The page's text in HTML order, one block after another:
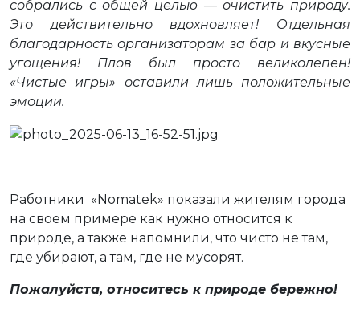
собрались с общей целью — очистить природу.
Это действительно вдохновляет! Отдельная
благодарность организаторам за бар и вкусные
угощения! Плов был просто великолепен!
«Чистые игры» оставили лишь положительные
эмоции.
Работники «Nomatek» показали жителям города
на своем примере как нужно относится к
природе, а также напомнили, что чисто не там,
где убирают, а там, где не мусорят.
Пожалуйста, относитесь к природе бережно!